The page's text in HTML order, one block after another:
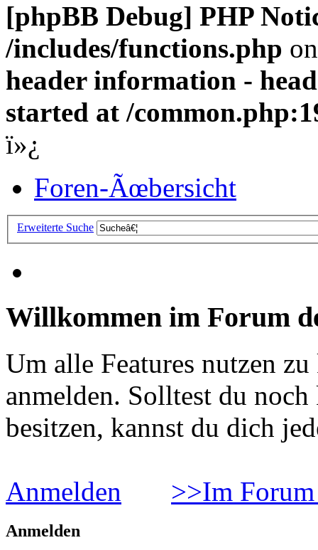
[phpBB Debug] PHP
/includes/functions.php
header information -
started at /
ï»¿
Foren-Ãœbersicht
Erweiterte Suche
Willkommen im Forum
Um alle Features nutzen
anmelden. Solltest du
besitzen, kannst du dich
Anmelden >>Im
Anmelden